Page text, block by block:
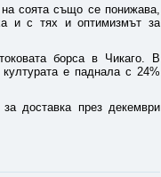
соята също се понижава,
и с тях и оптимизмът за
борса в Чикаго. В
е паднала с 24%
доставка през декември